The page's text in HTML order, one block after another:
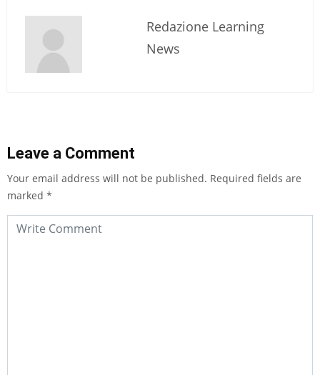
Redazione Learning
News
Leave a Comment
Your email address will not be published. Required fields are
marked *